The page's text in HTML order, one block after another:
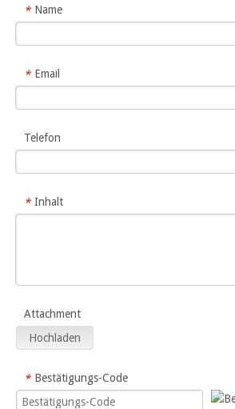
* Name
* Email
Telefon
* Inhalt
Attachment
Hochladen
* Bestätigungs-Code